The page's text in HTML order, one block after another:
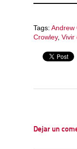
Tags: Andrew
Crowley, Vivir
Dejar un